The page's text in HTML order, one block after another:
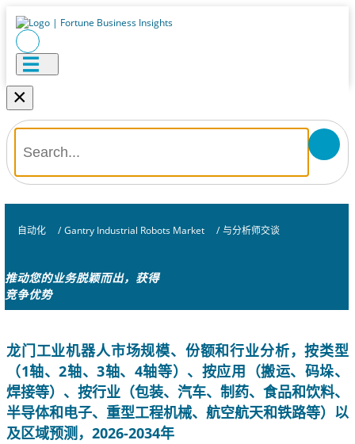
×
自动化 / Gantry Industrial Robots Market / 与分析师交谈
推动您的业务脱颖而出，获得
竞争优势
龙门工业机器人市场规模、份额和行业分析，按类型
（1轴、2轴、3轴、4轴等）、按应用（搬运、码垛、
焊接等）、按行业（包装、汽车、制药、食品和饮料、
半导体和电子、重型工程机械、航空航天和铁路等）以
及区域预测，2026-2034年